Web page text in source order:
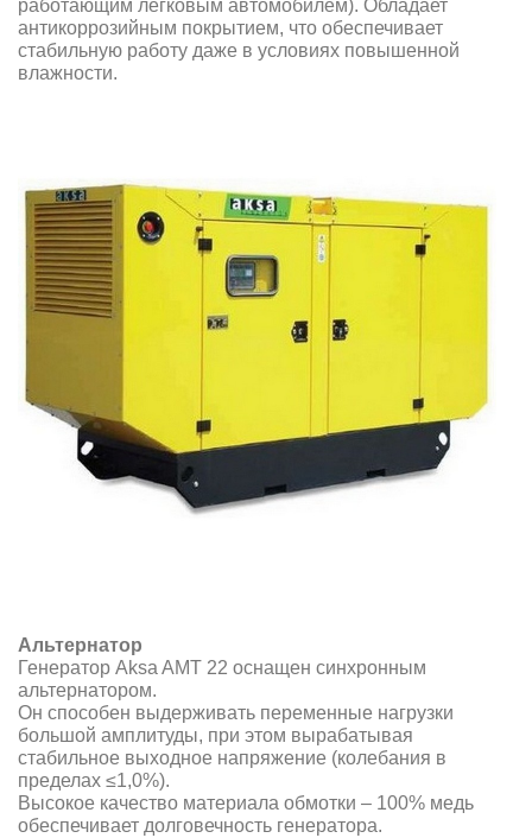
работающим легковым автомобилем). Обладает
антикоррозийным покрытием, что обеспечивает
стабильную работу даже в условиях повышенной
влажности.
Альтернатор
Генератор Aksa AMT 22 оснащен синхронным
альтернатором.
Он способен выдерживать переменные нагрузки
большой амплитуды, при этом вырабатывая
стабильное выходное напряжение (колебания в
пределах ≤1,0%).
Высокое качество материала обмотки – 100% медь
обеспечивает долговечность генератора.